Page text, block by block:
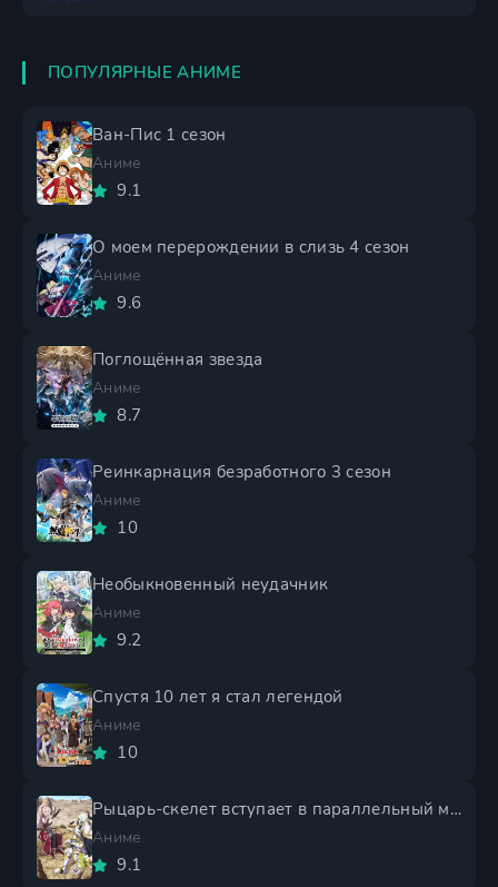
ПОПУЛЯРНЫЕ АНИМЕ
Ван-Пис 1 сезон
Аниме
9.1
О моем перерождении в слизь 4 сезон
Аниме
9.6
Поглощённая звезда
Аниме
8.7
Реинкарнация безработного 3 сезон
Аниме
10
Необыкновенный неудачник
Аниме
9.2
Спустя 10 лет я стал легендой
Аниме
10
Рыцарь-скелет вступает в параллельный мир 2 сезон
Аниме
9.1